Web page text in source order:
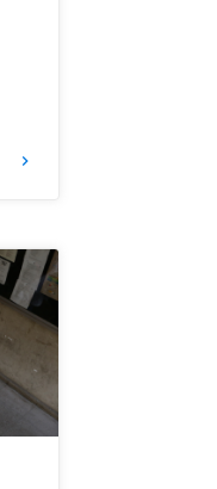
keyboard_arrow_right